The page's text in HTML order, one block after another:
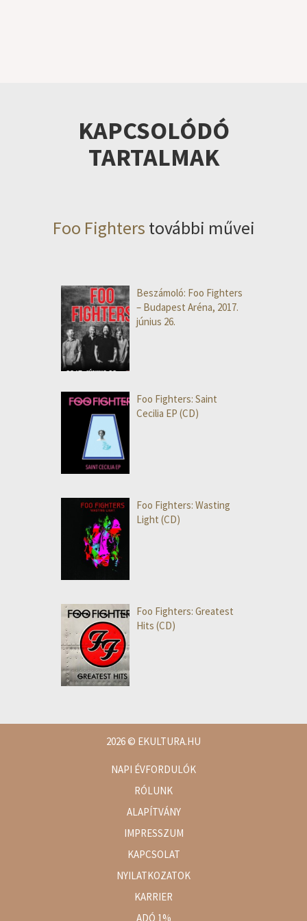
KAPCSOLÓDÓ
TARTALMAK
Foo Fighters további művei
Beszámoló: Foo Fighters
– Budapest Aréna, 2017.
június 26.
Foo Fighters: Saint
Cecilia EP (CD)
Foo Fighters: Wasting
Light (CD)
Foo Fighters: Greatest
Hits (CD)
2026© EKULTURA.HU
NAPI ÉVFORDULÓK
RÓLUNK
ALAPÍTVÁNY
IMPRESSZUM
KAPCSOLAT
NYILATKOZATOK
KARRIER
ADÓ 1%